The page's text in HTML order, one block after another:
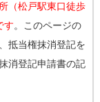
（松戸駅東口徒歩
す。このページの
抵当権抹消登記を
消登記申請書の記